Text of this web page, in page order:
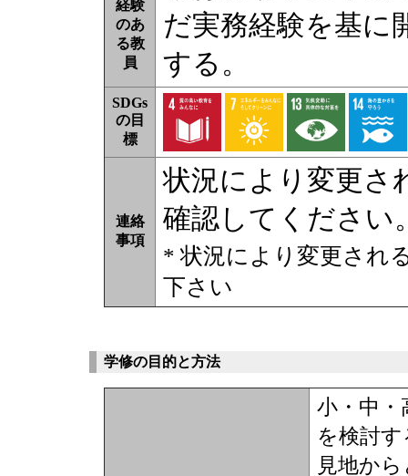
経験
のあ
る教
員
だ実務経験を基に
する。
SDGs
の目
標
連絡
事項
状況により変更さ
確認してください
* 状況により変更され
下さい
学修の目的と方法
小・中・
を検討
見地か